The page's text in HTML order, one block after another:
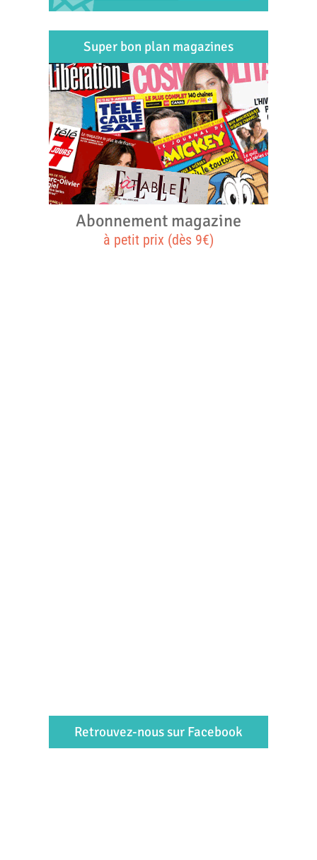
Super bon plan magazines
Abonnement magazine
à petit prix (dès 9€)
Retrouvez-nous sur Facebook